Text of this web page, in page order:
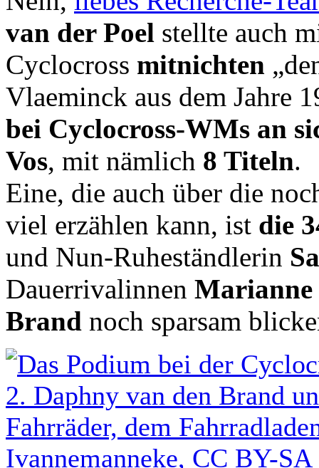
van der Poel stellte auch
Cyclocross mitnichten
Vlaeminck aus dem Jahre
bei Cyclocross-WMs an
Vos, mit nämlich 8 Titeln.
Eine, die auch über die
viel erzählen kann, ist die
und Nun-Ruheständlerin
Dauerrivalinnen Marianne
Brand noch sparsam